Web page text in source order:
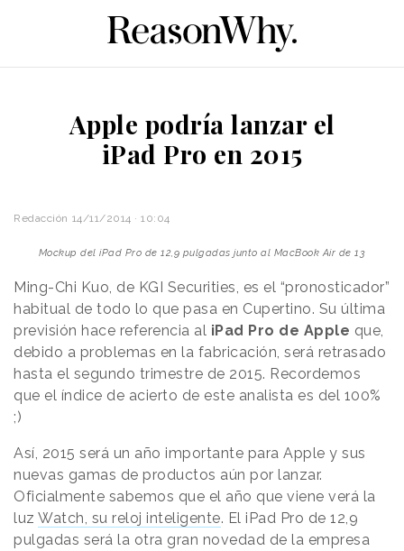
Apple podría lanzar el
iPad Pro en 2015
Redacción 14/11/2014 · 10:04
Mockup del iPad Pro de 12,9 pulgadas junto al MacBook Air de 13
Ming-Chi Kuo, de KGI Securities, es el “pronosticador”
habitual de todo lo que pasa en Cupertino. Su última
previsión hace referencia al iPad Pro de Apple que,
debido a problemas en la fabricación, será retrasado
hasta el segundo trimestre de 2015. Recordemos
que el índice de acierto de este analista es del 100%
;)
Así, 2015 será un año importante para Apple y sus
nuevas gamas de productos aún por lanzar.
Oficialmente sabemos que el año que viene verá la
luz Watch, su reloj inteligente. El iPad Pro de 12,9
pulgadas será la otra gran novedad de la empresa